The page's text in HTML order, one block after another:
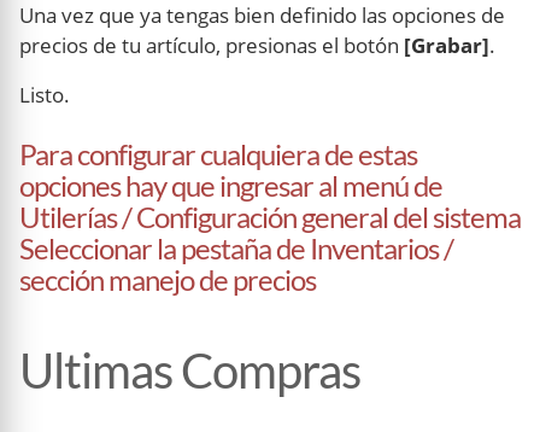
Una vez que ya tengas bien definido las opciones de
precios de tu artículo, presionas el botón [Grabar].
Listo.
Para configurar cualquiera de estas
opciones hay que ingresar al menú de
Utilerías / Configuración general del sistema
Seleccionar la pestaña de Inventarios /
sección manejo de precios
Ultimas Compras